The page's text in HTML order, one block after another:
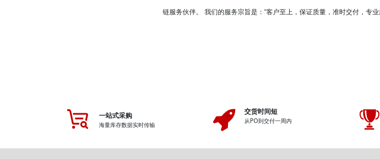
链服务伙伴。 我们的服务宗旨是：“客户至上，保证质量，准时交付，专业
一站式采购
海量库存数据实时传输
交货时间短
从PO到交付一周内